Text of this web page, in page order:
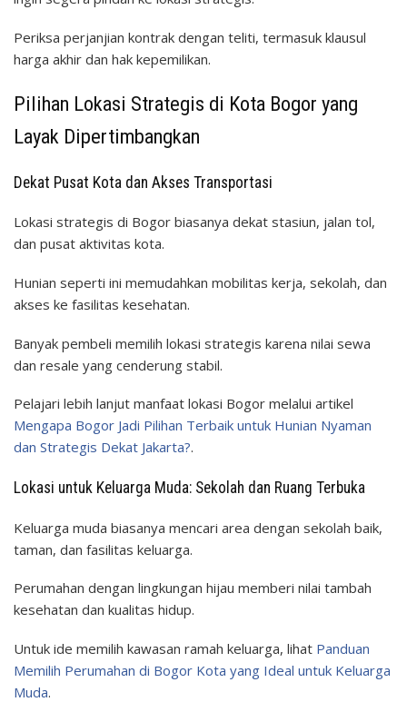
Periksa perjanjian kontrak dengan teliti, termasuk klausul
harga akhir dan hak kepemilikan.
Pilihan Lokasi Strategis di Kota Bogor yang
Layak Dipertimbangkan
Dekat Pusat Kota dan Akses Transportasi
Lokasi strategis di Bogor biasanya dekat stasiun, jalan tol,
dan pusat aktivitas kota.
Hunian seperti ini memudahkan mobilitas kerja, sekolah, dan
akses ke fasilitas kesehatan.
Banyak pembeli memilih lokasi strategis karena nilai sewa
dan resale yang cenderung stabil.
Pelajari lebih lanjut manfaat lokasi Bogor melalui artikel
Mengapa Bogor Jadi Pilihan Terbaik untuk Hunian Nyaman
dan Strategis Dekat Jakarta?.
Lokasi untuk Keluarga Muda: Sekolah dan Ruang Terbuka
Keluarga muda biasanya mencari area dengan sekolah baik,
taman, dan fasilitas keluarga.
Perumahan dengan lingkungan hijau memberi nilai tambah
kesehatan dan kualitas hidup.
Untuk ide memilih kawasan ramah keluarga, lihat Panduan
Memilih Perumahan di Bogor Kota yang Ideal untuk Keluarga
Muda.